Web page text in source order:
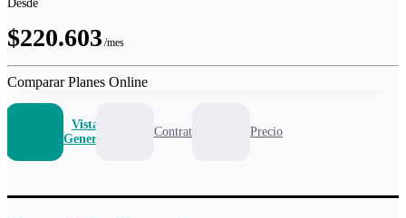
Desde
$220.603 /mes
Comparar Planes Online
Vista
General
Contrato Precio